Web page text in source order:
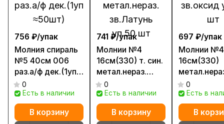
756 ₽/упак
Молния спираль
№5 40см 006
раз.а/ф дек.(1уп
≈50шт)
0
Есть в наличии
В корзину
741 ₽/упак
Молнии №4
16см(330) т. син.
метал.нераз.
зв.Латунь уп.50
шт
0
Есть в наличии
В корзину
697 ₽/упак
Молнии №4
16см(330)
зв.оксид
шт
0
Есть в
В